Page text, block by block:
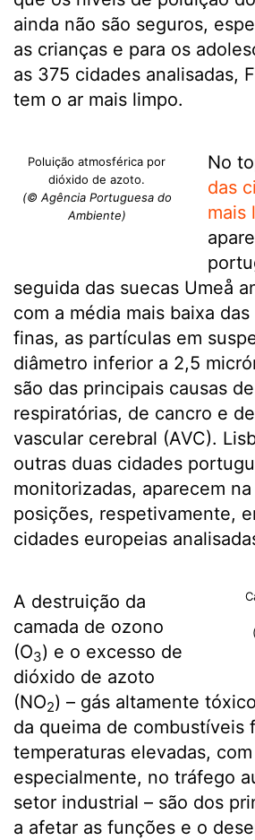
ainda não são seguros,
as crianças e para os
as 375 cidades analisadas,
tem o ar mais limpo.
Poluição atmosférica por
dióxido de azoto.
(© Agência Portuguesa do
Ambiente)
No
das
mais
seguida das suecas Umeå
com a média mais baixa
finas, as partículas em
diâmetro inferior a 2,5
são das principais causas
respiratórias, de cancro e
vascular cerebral (AVC).
outras duas cidades
monitorizadas, aparecem na
posições, respetivamente,
cidades europeias
(
A destruição da
camada de ozono
(O3) e o excesso de
dióxido de azoto
(NO2) – gás altamente
da queima de combustíveis
temperaturas elevadas,
especialmente, no tráfego
setor industrial – são dos
a afetar as funções e o